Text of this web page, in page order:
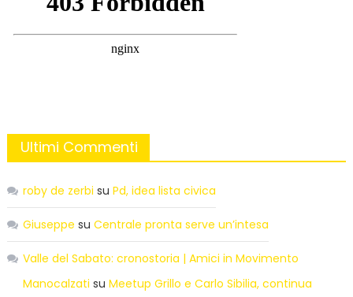
Ultimi Commenti
roby de zerbi su Pd, idea lista civica
Giuseppe su Centrale pronta serve un’intesa
Valle del Sabato: cronostoria | Amici in Movimento
Manocalzati su Meetup Grillo e Carlo Sibilia, continua